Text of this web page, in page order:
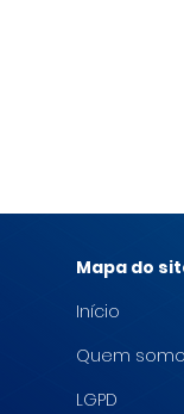
Mapa do
Início
Quem
LGPD